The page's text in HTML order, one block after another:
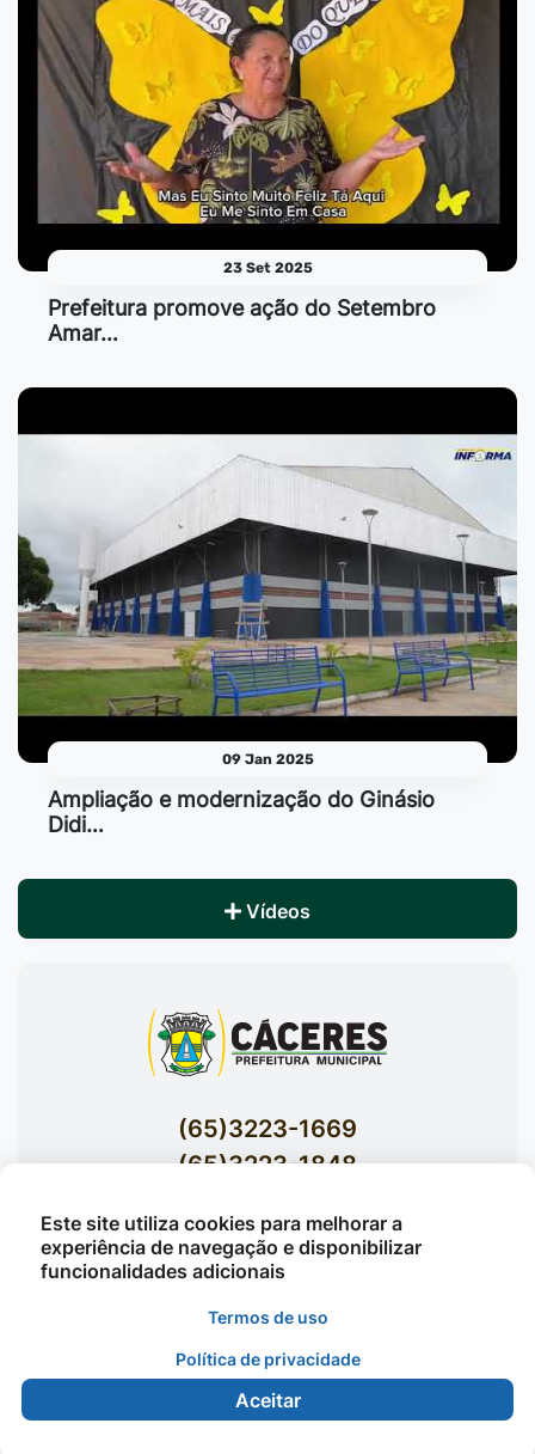
23 Set 2025
Prefeitura promove ação do Setembro
Amar…
09 Jan 2025
Ampliação e modernização do Ginásio
Didi…
Vídeos
(65)3223-1669
(65)3223-1848
Av. Brasil nº 119 Bairro Jardim Celeste -
Cáceres
©2026 - Prefeitura Municipal de Cáceres - Todos os
direitos reservados
Este site utiliza cookies para melhorar a
experiência de navegação e disponibilizar
funcionalidades adicionais
Termos de uso
Política de privacidade
Aceitar